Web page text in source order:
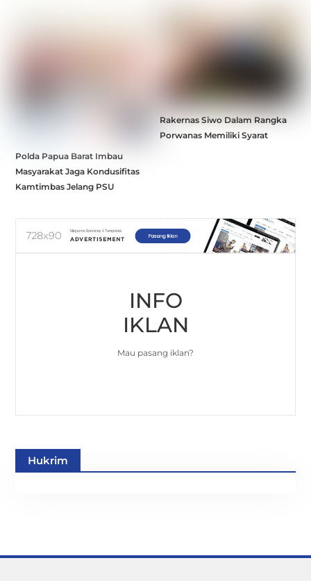
Polda Papua Barat Imbau
Masyarakat Jaga Kondusifitas
Kamtimbas Jelang PSU
Rakernas Siwo Dalam Rangka
Porwanas Memiliki Syarat
INFO
IKLAN
Mau pasang iklan?
Hukrim